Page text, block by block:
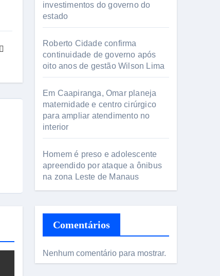
investimentos do governo do
estado
Roberto Cidade confirma
continuidade de governo após
oito anos de gestão Wilson Lima
Em Caapiranga, Omar planeja
maternidade e centro cirúrgico
para ampliar atendimento no
interior
Homem é preso e adolescente
apreendido por ataque a ônibus
na zona Leste de Manaus
Comentários
Nenhum comentário para mostrar.